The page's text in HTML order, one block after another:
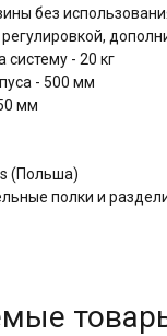
без
систему - 20 кг
- 500 мм
мм
(Польша)
полки и